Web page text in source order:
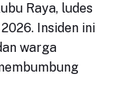
Raya, ludes
Insiden ini
warga